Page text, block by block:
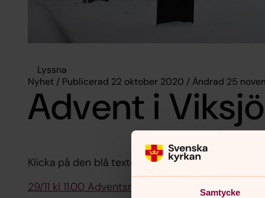
Samtycke
Lyssna
Nyhet / Publicerad 22 oktober 2020 / Ändrad 25
Advent i
Klicka på den blå texten så kommer du till
29/11 kl 11.00 Adventsmässa, K A Eriksson. T Bergius.